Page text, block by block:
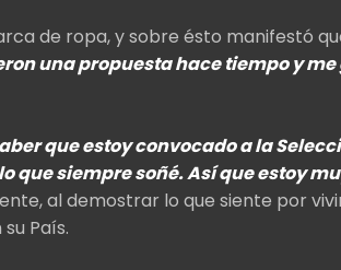
de ropa, y sobre ésto manifestó
una propuesta hace tiempo y me
que estoy convocado a la
que siempre soñé. Así que estoy
al demostrar lo que siente por
País.